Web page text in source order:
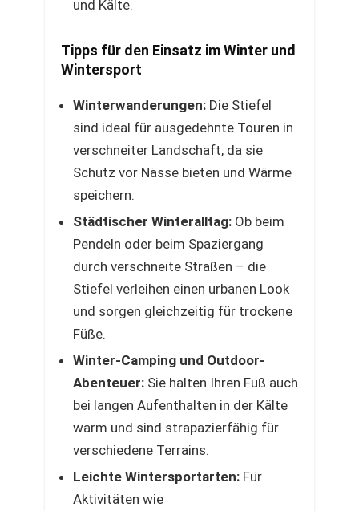
und Kälte.
Tipps für den Einsatz im Winter und
Wintersport
Winterwanderungen: Die Stiefel
sind ideal für ausgedehnte Touren in
verschneiter Landschaft, da sie
Schutz vor Nässe bieten und Wärme
speichern.
Städtischer Winteralltag: Ob beim
Pendeln oder beim Spaziergang
durch verschneite Straßen – die
Stiefel verleihen einen urbanen Look
und sorgen gleichzeitig für trockene
Füße.
Winter-Camping und Outdoor-
Abenteuer: Sie halten Ihren Fuß auch
bei langen Aufenthalten in der Kälte
warm und sind strapazierfähig für
verschiedene Terrains.
Leichte Wintersportarten: Für
Aktivitäten wie